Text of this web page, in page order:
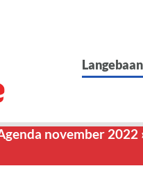
Langebaan
november 2022